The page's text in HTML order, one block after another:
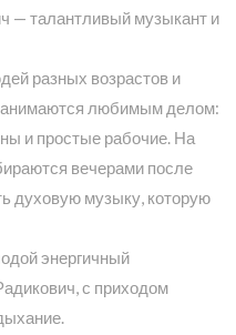
— талантливый музыкант и
разных возрастов и
любимым делом:
и простые рабочие. На
вечерами после
духовую музыку, которую
энергичный
с приходом